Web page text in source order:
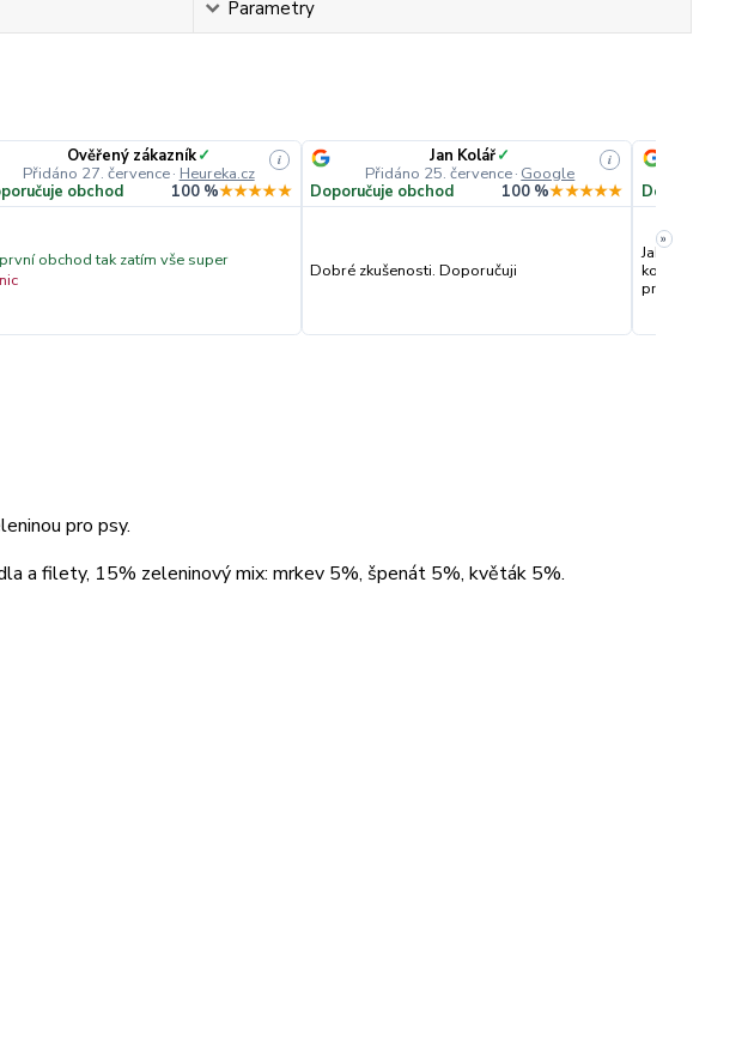
Parametry
Ověřený zákazník✓
Přidáno 27. července· Heureka.cz
i
obchod 100 %★★★★★
obchod tak zatím vše super
Jan Kolář✓
Přidáno 25. července· Google
i
Doporučuje obchod 100 %★★★★★
Dobré zkušenosti. Doporučuji
Doporučuje
Jako už několik
komunikaci,
pro alergiky👍
»
pro psy.
a filety, 15% zeleninový mix: mrkev 5%, špenát 5%, květák 5%.